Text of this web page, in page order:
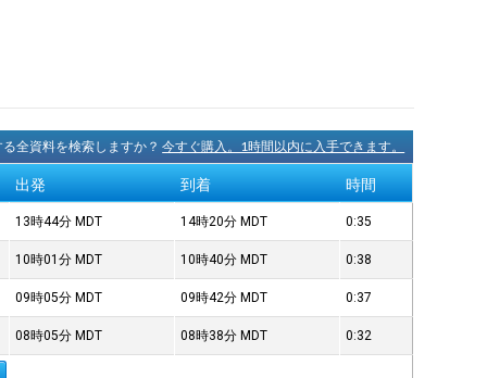
全資料を検索しますか？今すぐ購入。1時間以内に入手できます。
出発 到着 時間
13時44分 MDT 14時20分 MDT 0:35
10時01分 MDT 10時40分 MDT 0:38
09時05分 MDT 09時42分 MDT 0:37
08時05分 MDT 08時38分 MDT 0:32